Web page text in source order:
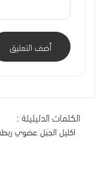
أضف التعليق
الكلمات الدليليلة :
اكليل الجبل عضوي